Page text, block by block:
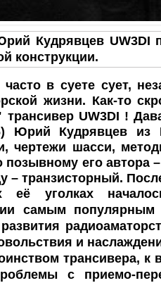
Кудрявцев UW3DI
конструкции.
в суете сует,
жизни. Как-то
UW3DI !
Кудрявцев из
чертежи шасси,
позывному его автора
– транзисторный.
её уголках
самым
и
трансивера, к
с приемо-